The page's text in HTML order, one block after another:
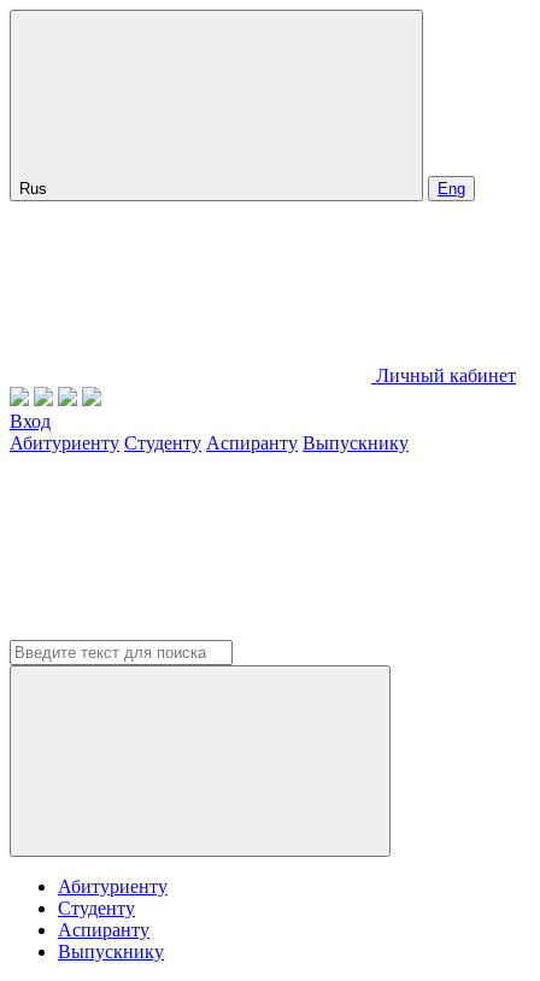
Rus Eng
Личный кабинет
Вход
Абитуриенту Студенту Аспиранту Выпускнику
Абитуриенту
Студенту
Аспиранту
Выпускнику